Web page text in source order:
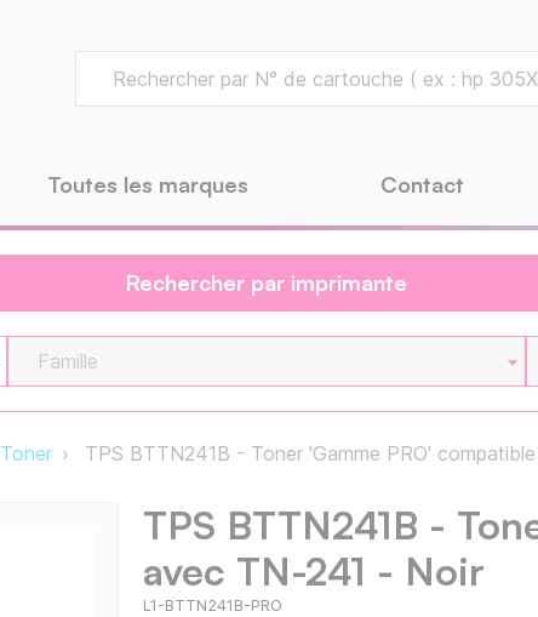
Toutes les marques Contact
Rechercher par imprimante
Famille
Toner TPS BTTN241B - Toner 'Gamme PRO'
TPS BTTN241B -
avec TN-241 - Noir
L1-BTTN241B-PRO